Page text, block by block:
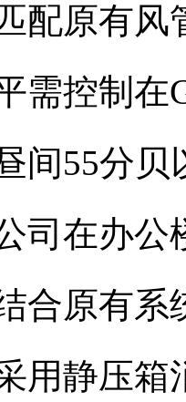
配原有风
需控制在
间55分
司在办公
合原有系
用静压箱